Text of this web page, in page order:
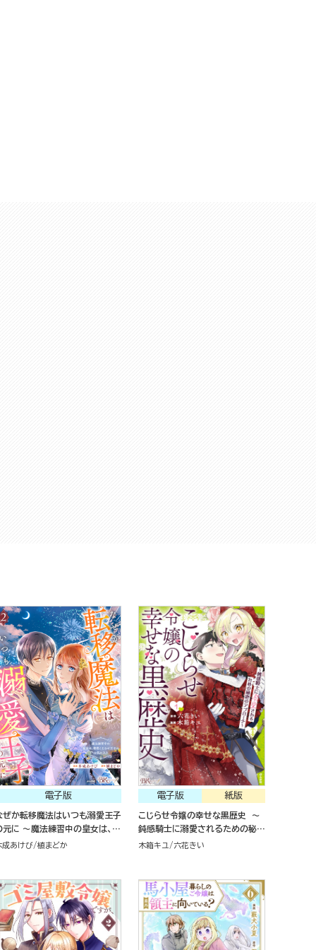
電子版
ぜか転移魔法はいつも溺愛王子
元に ～魔法練習中の皇女は、初
こじらせ王子のお気に入り～ コ
成あけび 植まどか
紙版
電子版
こじらせ令嬢の幸せな黒歴史 ～
鈍感騎士に溺愛されるための秘密
のアプローチ～(1)
木箱キユ 六花きい